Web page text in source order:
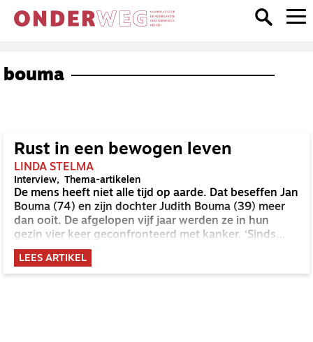
bouma
Rust in een bewogen leven
LINDA STELMA
Interview Thema-artikelen
De mens heeft niet alle tijd op aarde. Dat beseffen Jan
Bouma (74) en zijn dochter Judith Bouma (39) meer
dan ooit. De afgelopen vijf jaar werden ze in hun
gezin vier keer geconfronteerd met kanker. ‘Sinds
iedereen ziek is geworden, is onze band hechter dan
ooit.’
LEES ARTIKEL